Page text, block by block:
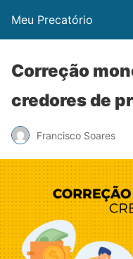
Meu Precatório
Correção
credores de
Francisco Soares